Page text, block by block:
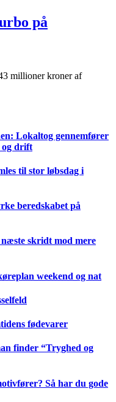
på
millioner kroner af
Lokaltog gennemfører
og drift
til stor løbsdag i
beredskabet på
skridt mod mere
weekend og nat
fødevarer
finder “Tryghed og
Så har du gode